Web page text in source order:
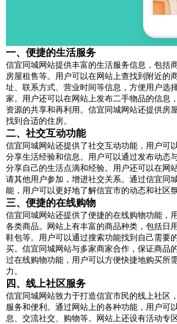
一、便捷的生活服务
信宜同城网站提供丰富的生活服务信息，包括
房屋租售等。用户可以在网站上查找到附近的
址、联系方式、营业时间等信息，方便用户选
家。用户还可以在网站上发布二手物品的信息
资源的共享和再利用。信宜同城网站还提供房
找到合适的住房。
二、社交互动功能
信宜同城网站还提供了社交互动功能，用户可
分享生活经验和信息。用户可以通过发布动态
分享自己的生活点滴和经验。用户还可以在网
请其他用户参加，增进社交关系。通过信宜同
能，用户可以更好地了解信宜市的动态和社区氛
三、便捷的在线购物
信宜同城网站还提供了便捷的在线购物功能，
各类商品。网站上有丰富的商品种类，包括日
鞋包等。用户可以通过搜索功能找到自己需要
买。信宜同城网站与多家商家合作，保证商品
过在线购物功能，用户可以方便快捷地购买所
力。
四、线上社区服务
信宜同城网站致力于打造信宜市民的线上社区
服务和便利。通过网站上的各种功能，用户可
息、交流社交、购物等。网站上还设有活动专